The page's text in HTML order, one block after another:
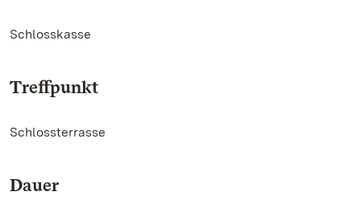
Schlosskasse
Treffpunkt
Schlossterrasse
Dauer